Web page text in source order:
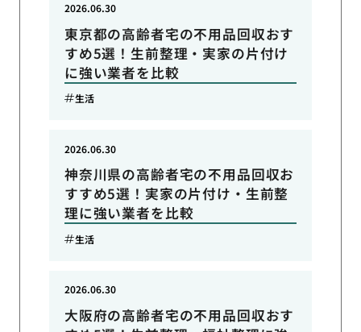
東京都の高齢者宅の不用品回収おす
すめ5選！生前整理・実家の片付け
に強い業者を比較
2026.06.30
生活
神奈川県の高齢者宅の不用品回収お
すすめ5選！実家の片付け・生前整
理に強い業者を比較
2026.06.30
生活
大阪府の高齢者宅の不用品回収おす
2026.06.30